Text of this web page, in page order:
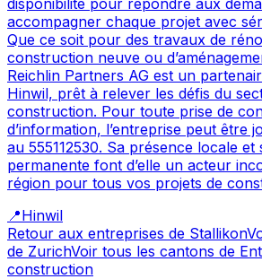
accompagner chaque projet avec
Que ce soit pour des travaux de
construction neuve ou
Reichlin Partners AG est un
Hinwil, prêt à relever les défis du
construction. Pour toute prise de
d’information, l’entreprise peut être
au 555112530. Sa présence locale
permanente font d’elle un acteur
région pour tous vos projets de
📍Hinwil
Retour aux entreprises de Stallikon
de ZurichVoir tous les cantons de
construction